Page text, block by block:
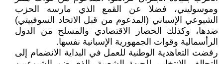
وموسوليني، فضلا عن القمع الذي مارسه الحزب
الشيوعي الإسباني (المدعوم من قبل الاتحاد السوفييتي)
ضدها، وكذلك الحصار الاقتصادي والمسلح من الدول
الرأسمالية وقوات الجمهورية الإسبانية نفسها.
رفضت التعاهدية الوطنية للعمل في البداية الانضمام إلى